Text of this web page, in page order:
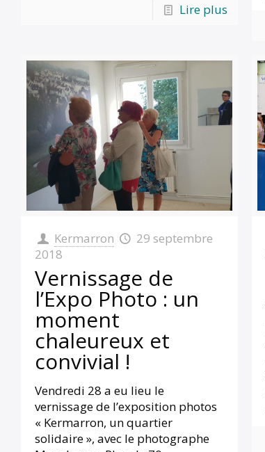
Lire plus
Kermarron
29 septembre
2018
Vernissage de
l’Expo Photo : un
moment
chaleureux et
convivial !
Vendredi 28 a eu lieu le
vernissage de l’exposition photos
« Kermarron, un quartier
solidaire », avec le photographe